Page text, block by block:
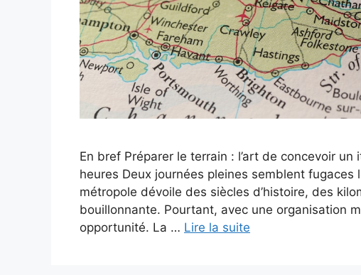
En bref Préparer le terrain : l’art de concevoir
heures Deux journées pleines semblent fugaces
métropole dévoile des siècles d’histoire, des
bouillonnante. Pourtant, avec une organisation
opportunité. La … Lire la suite